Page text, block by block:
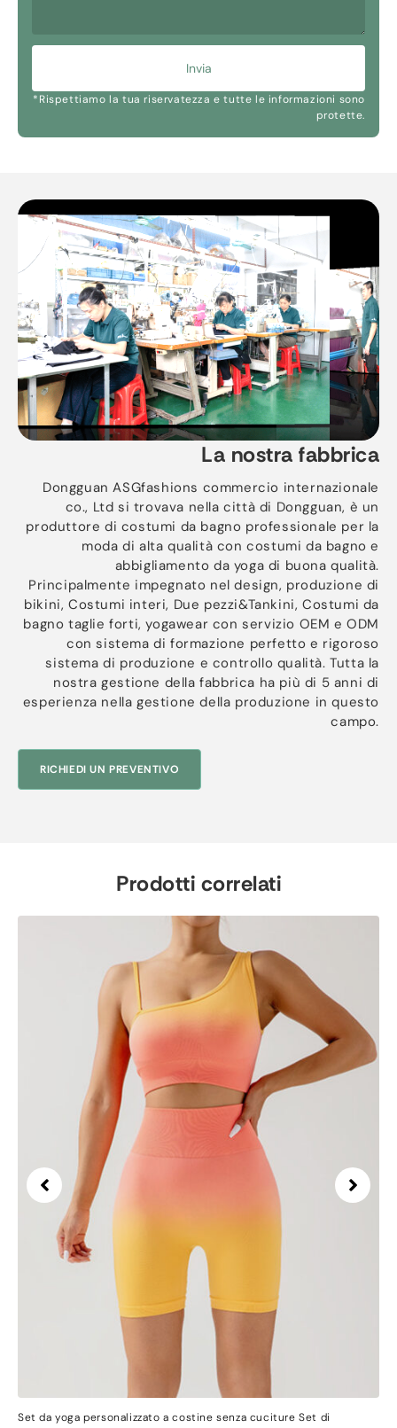
Invia
*Rispettiamo la tua riservatezza e tutte le informazioni sono
protette.
La nostra fabbrica
Dongguan ASGfashions commercio internazionale
co., Ltd si trovava nella città di Dongguan, è un
produttore di costumi da bagno professionale per la
moda di alta qualità con costumi da bagno e
abbigliamento da yoga di buona qualità.
Principalmente impegnato nel design, produzione di
bikini, Costumi interi, Due pezzi&Tankini, Costumi da
bagno taglie forti, yogawear con servizio OEM e ODM
con sistema di formazione perfetto e rigoroso
sistema di produzione e controllo qualità. Tutta la
nostra gestione della fabbrica ha più di 5 anni di
esperienza nella gestione della produzione in questo
campo.
RICHIEDI UN PREVENTIVO
Prodotti correlati
Set da yoga personalizzato a costine senza cuciture Set di